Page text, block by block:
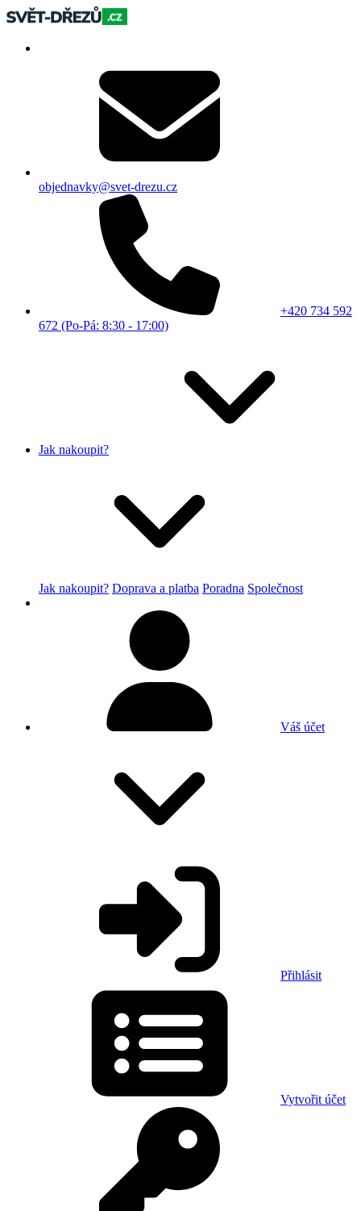
objednavky@svet-drezu.cz
+420 734 592
672 (Po-Pá: 8:30 - 17:00)
Jak nakoupit?
Jak nakoupit? Doprava a platba Poradna Společnost
Váš účet
Přihlásit
Vytvořit účet